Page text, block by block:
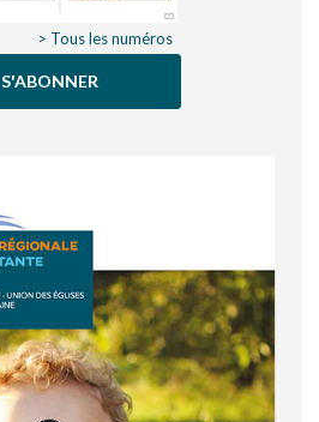
> Tous les numéros
S'ABONNER